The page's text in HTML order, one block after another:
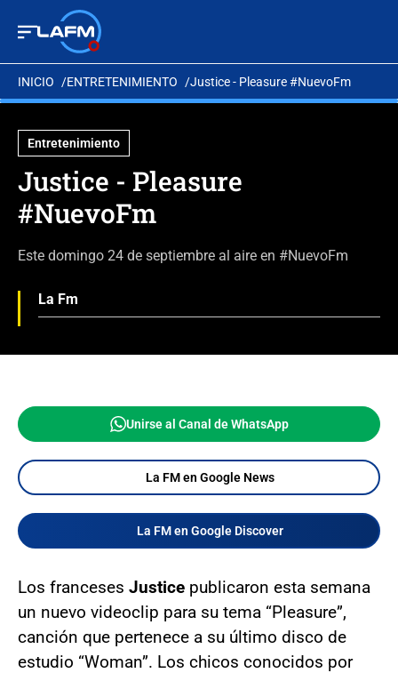
INICIO ENTRETENIMIENTO Justice - Pleasure #NuevoFm
Entretenimiento
Justice - Pleasure
#NuevoFm
Este domingo 24 de septiembre al aire en #NuevoFm
La Fm
Unirse al Canal de WhatsApp
La FM en Google News
La FM en Google Discover
Los franceses Justice publicaron esta semana
un nuevo videoclip para su tema “Pleasure”,
canción que pertenece a su último disco de
estudio “Woman”. Los chicos conocidos por